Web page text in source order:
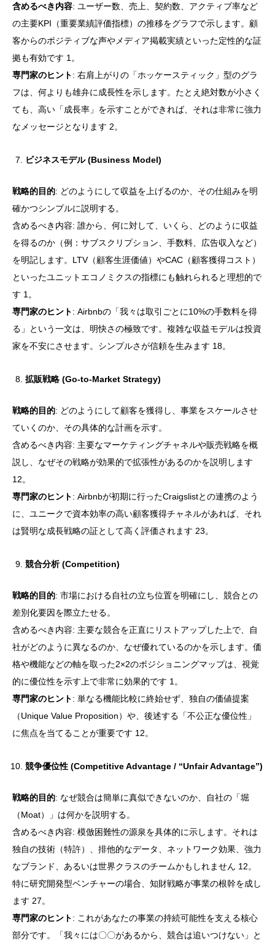
含めるべき内容: ユーザー数、売上、契約数、アクティブ率など
の主要KPI（重要業績評価指標）の推移をグラフで示します。顧
客からのポジティブな声やメディア掲載実績といった定性的な証
拠も有効です 1。
専門家のヒント: 右肩上がりの「ホッケースティック」型のグラ
フは、何よりも雄弁に成長性を示します。たとえ絶対数が小さく
ても、高い「成長率」を示すことができれば、それは非常に強力
なメッセージとなります 2。
ビジネスモデル (Business Model)
戦略的目的: どのようにして収益を上げるのか、その仕組みを明
確かつシンプルに説明する。
含めるべき内容: 誰から、何に対して、いくら、どのように収益
を得るのか（例：サブスクリプション、手数料、広告収入など）
を明記します。LTV（顧客生涯価値）やCAC（顧客獲得コスト）
といったユニットエコノミクスの指標にも触れられると理想的で
す 1。
専門家のヒント: Airbnbの「我々は取引ごとに10%の手数料を得
る」という一文は、明快さの極致です。複雑な収益モデルは投資
家を不安にさせます。シンプルさが信頼を生みます 18。
拡販戦略 (Go-to-Market Strategy)
戦略的目的: どのようにして顧客を獲得し、事業をスケールさせ
ていくのか、その具体的な計画を示す。
含めるべき内容: 主要なマーケティングチャネルや販売戦略を概
説し、なぜその戦略が効果的で拡張性があるのかを説明します
12。
専門家のヒント: Airbnbが初期に行ったCraigslistとの連携のよう
に、ユニークで資本効率の高い顧客獲得チャネルがあれば、それ
は賢明な成長戦略の証として高く評価されます 23。
競合分析 (Competition)
戦略的目的: 市場における自社の立ち位置を明確にし、競合との
差別化要因を際立たせる。
含めるべき内容: 主要な競合を正直にリストアップした上で、自
社がどのように異なるのか、なぜ優れているのかを示します。価
格や機能などの軸を取った2×2のポジショニングマップは、視覚
的に優位性を示す上で非常に効果的です 1。
専門家のヒント: 単なる機能比較に終始せず、独自の価値提案
（Unique Value Proposition）や、後述する「不公正な優位性」
に焦点を当てることが重要です 12。
競争優位性 (Competitive Advantage / “Unfair Advantage”)
戦略的目的: なぜ競合は簡単に真似できないのか、自社の「堀
（Moat）」は何かを説明する。
含めるべき内容: 模倣困難性の源泉を具体的に示します。それは
独自の技術（特許）、排他的なデータ、ネットワーク効果、強力
なブランド、あるいは世界クラスのチームかもしれません 12。
特に研究開発型ベンチャーの場合、知財戦略が事業の根幹を成し
ます 27。
専門家のヒント: これがあなたの事業の持続可能性を支える核心
部分です。「我々には〇〇があるから、競合は追いつけない」と